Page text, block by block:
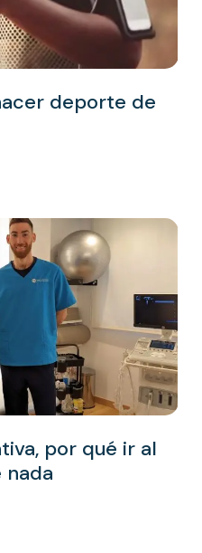
deporte de
por qué ir al
nada